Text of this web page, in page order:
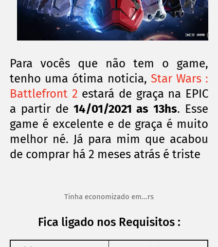
Para vocês que não tem o game,
tenho uma ótima noticia, Star Wars :
Battlefront 2 estará de graça na EPIC
a partir de 14/01/2021 as 13hs. Esse
game é excelente e de graça é muito
melhor né. Já para mim que acabou
de comprar há 2 meses atrás é triste
Tinha economizado em...rs
Fica ligado nos Requisitos :